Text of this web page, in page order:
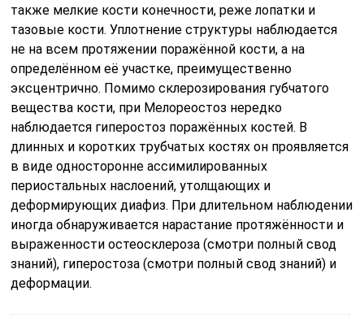
также мелкие кости конечности, реже лопатки и
тазовые кости. Уплотнение структуры наблюдается
не на всем протяжении поражённой кости, а на
определённом её участке, преимущественно
эксцентрично. Помимо склерозирования губчатого
вещества кости, при Мелореостоз нередко
наблюдается гиперостоз поражённых костей. В
длинных и коротких трубчатых костях он проявляется
в виде односторонне ассимилированных
периостальных наслоений, утолщающих и
деформирующих диафиз. При длительном наблюдении
иногда обнаруживается нарастание протяжённости и
выраженности остеосклероза (смотри полный свод
знаний), гиперостоза (смотри полный свод знаний) и
деформации.